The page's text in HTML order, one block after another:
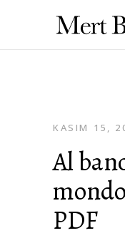
KASIM 15,
Al
PDF